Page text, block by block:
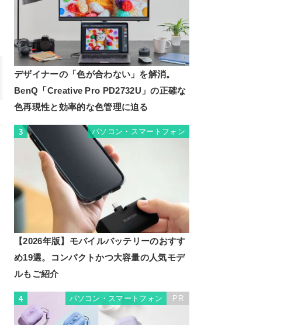
デザイナーの「色が合わない」を解消。
BenQ「Creative Pro PD2732U」の正確な
色再現性と効率的な色管理に迫る
3 パソコン・スマートフォン
【2026年版】モバイルバッテリーのおすす
め19選。コンパクトかつ大容量の人気モデ
ルもご紹介
4 パソコン・スマートフォン PR